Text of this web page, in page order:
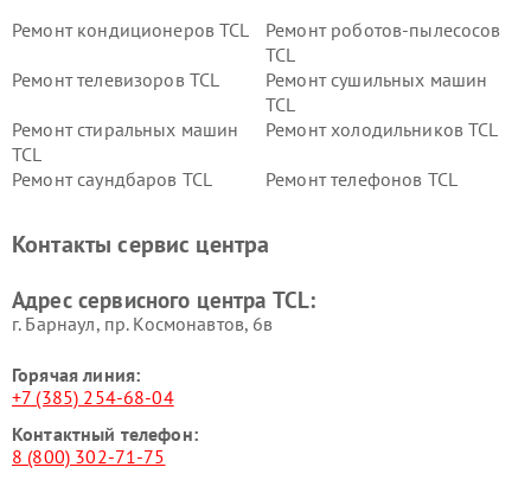
Ремонт кондиционеров TCL
Ремонт роботов-пылесосов
TCL
Ремонт телевизоров TCL
Ремонт сушильных машин
TCL
Ремонт стиральных машин
TCL
Ремонт холодильников TCL
Ремонт саундбаров TCL Ремонт телефонов TCL
Контакты сервис центра
Адрес сервисного центра TCL:
г. Барнаул, ​пр. Космонавтов, 6в
Горячая линия:
+7 (385) 254-68-04
Контактный телефон:
8 (800) 302-71-75